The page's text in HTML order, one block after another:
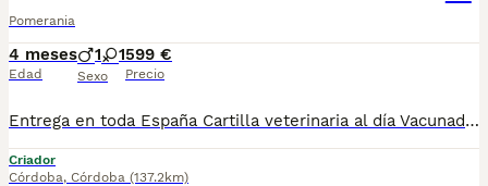
Pomerania
4 meses
Edad
1 1
Sexo
599 €
Precio
Entrega en toda España Cartilla veterinaria al día Vacunados y desparasitados según edad Microchip incluido Revisados por veterinario Cachorros socializados y acostumbrados al contacto humano Asesoramiento antes y después de la entrega ADEMAS NO COBRAMOS NI UN EURO POR ADELANTADO , PASA QUE PAGAS Y LUEGO NO TE LLEGA NADA !!!!! los cachorros están socializados y en perfectas condiciones , mejor escríbenos al what y te detallamos info si quieres tener una buena experiencia este es tu sitio. . GRACIAS610864702 , escribeme y te detallo información , gracias .....................
Criador
Córdoba, Córdoba (137.2km)